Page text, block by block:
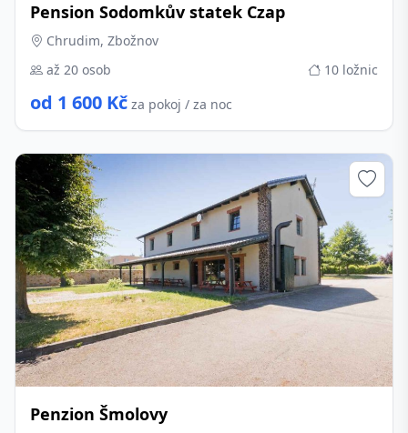
Pension Sodomkův statek Czap
Chrudim, Zbožnov
až 20 osob
10 ložnic
od 1 600 Kč za pokoj / za noc
Penzion Šmolovy